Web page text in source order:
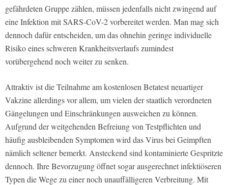
gefährdeten Gruppe zählen, müssen jedenfalls nicht zwingend auf
eine Infektion mit SARS-CoV-2 vorbereitet werden. Man mag sich
dennoch dafür entscheiden, um das ohnehin geringe individuelle
Risiko eines schweren Krankheitsverlaufs zumindest
vorübergehend noch weiter zu senken.
Attraktiv ist die Teilnahme am kostenlosen Betatest neuartiger
Vakzine allerdings vor allem, um vielen der staatlich verordneten
Gängelungen und Einschränkungen ausweichen zu können.
Aufgrund der weitgehenden Befreiung von Testpflichten und
häufig ausbleibenden Symptomen wird das Virus bei Geimpften
nämlich seltener bemerkt. Ansteckend sind kontaminierte Gespritzte
dennoch. Ihre Bevorzugung öffnet sogar ausgerechnet infektiöseren
Typen die Wege zu einer noch unauffälligeren Verbreitung. Mit